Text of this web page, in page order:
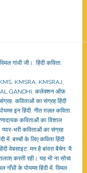
विमल गांधी जी। , हिंदी कविता,
, KMSRA, KMSRAJ,
GANDHI, कलेक्शन ऑफ़
, कविताओं का संग्रह हिंदी
इन हिंदी, गीत ग़ज़ल कविता,
कविताओं का विशाल
प्यार-भरी कविताओं का संग्रह
में, बच्चों के लिए कविता हिंदी
वेबसाइट, मन है बांवरा बैचेन, मै
करती रही। यह भी ना सोचा
गाँधी के पोयम्स हिंदी में, विमल